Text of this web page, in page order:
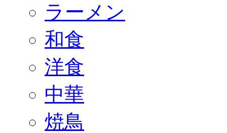
ラーメン
和食
洋食
中華
焼鳥